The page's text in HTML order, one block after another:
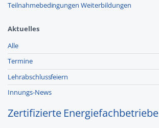
Teilnahmebedingungen Weiterbildungen
Aktuelles
Alle
Termine
Lehr­abschluss­feiern
Innungs-News
Zertifizierte Energiefachbetriebe